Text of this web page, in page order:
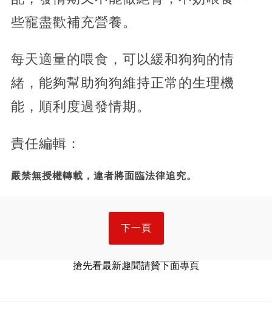
些寵盡歡補充營養。
每天適量的喂食，可以緩和狗狗的情
緒，能夠幫助狗狗維持正常的生理機
能，順利度過發情期。
責任編輯：
嚴禁無授權轉載，違者將面臨法律追究。
下一頁
搶先看最新趣聞請贊下面專頁